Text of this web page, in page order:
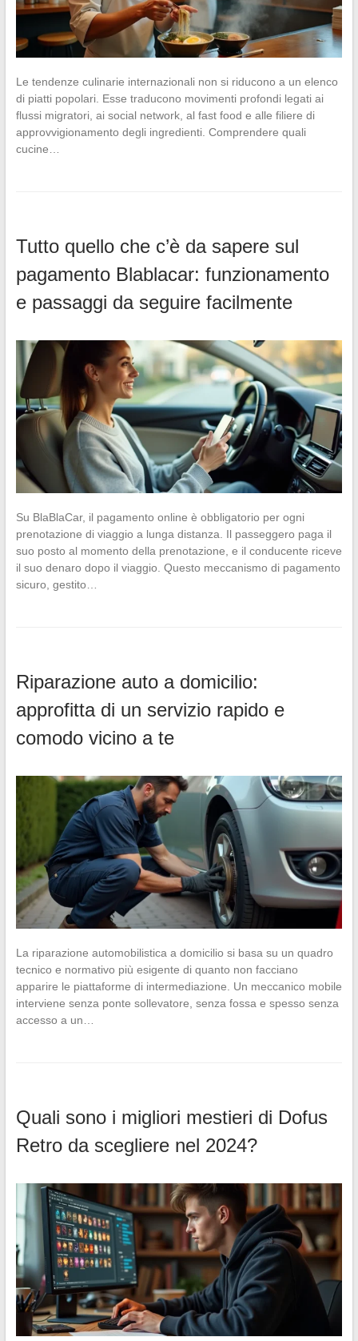
Le tendenze culinarie internazionali non si riducono a un elenco
di piatti popolari. Esse traducono movimenti profondi legati ai
flussi migratori, ai social network, al fast food e alle filiere di
approvvigionamento degli ingredienti. Comprendere quali
cucine…
Tutto quello che c’è da sapere sul
pagamento Blablacar: funzionamento
e passaggi da seguire facilmente
Su BlaBlaCar, il pagamento online è obbligatorio per ogni
prenotazione di viaggio a lunga distanza. Il passeggero paga il
suo posto al momento della prenotazione, e il conducente riceve
il suo denaro dopo il viaggio. Questo meccanismo di pagamento
sicuro, gestito…
Riparazione auto a domicilio:
approfitta di un servizio rapido e
comodo vicino a te
La riparazione automobilistica a domicilio si basa su un quadro
tecnico e normativo più esigente di quanto non facciano
apparire le piattaforme di intermediazione. Un meccanico mobile
interviene senza ponte sollevatore, senza fossa e spesso senza
accesso a un…
Quali sono i migliori mestieri di Dofus
Retro da scegliere nel 2024?